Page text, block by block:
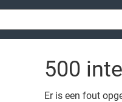
500
Er is een fout